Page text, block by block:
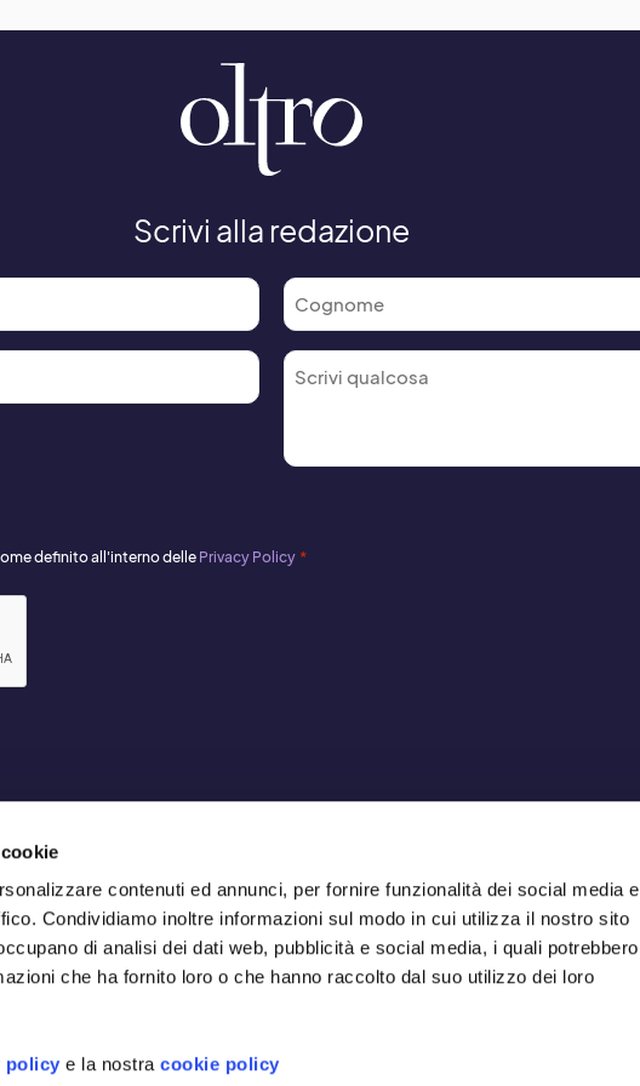
contenuti ed annunci, per fornire funzionalità dei social media e
Condividiamo inoltre informazioni sul modo in cui utilizza il nostro sito
di analisi dei dati web, pubblicità e social media, i quali potrebbero
che ha fornito loro o che hanno raccolto dal suo utilizzo dei loro
policy e la nostra cookie policy
Scrivi alla redazione
Cognome
Commento
definito all'interno delle Privacy Policy *